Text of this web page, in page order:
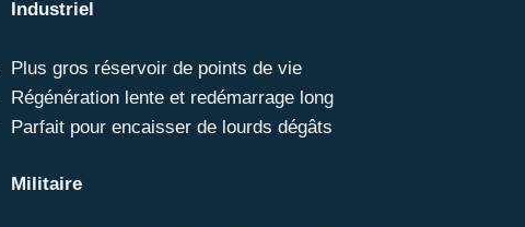
Industriel
Plus gros réservoir de points de vie
Régénération lente et redémarrage long
Parfait pour encaisser de lourds dégâts
Militaire